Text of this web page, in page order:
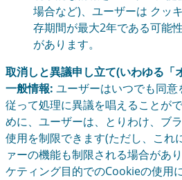
場合など)、ユーザーは クッ
存期間が最大2年である可能
があります。
取消しと異議申し立て(いわゆる「
一般情報: ユーザーはいつでも同
従って処理に異議を唱えることが
めに、ユーザーは、とりわけ、ブ
使用を制限できます(ただし、これ
ァーの機能も制限される場合があ
ケティング目的でのCookieの使用